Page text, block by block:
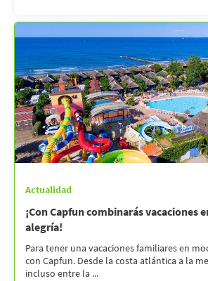
Actualidad
¡Con Capfun combinarás vacaciones
alegría!
Para tener una vacaciones familiares en
con Capfun. Desde la costa atlántica a la
incluso entre la ...